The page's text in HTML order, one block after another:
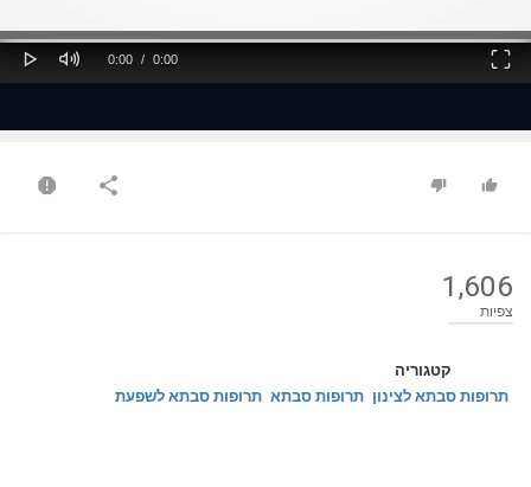
Play Mute
Current
0:00 /
Duration
0:00
Fullscreen
1,606
צפיות
קטגוריה
תרופות סבתא לצינון תרופות סבתא תרופות סבתא לשפעת